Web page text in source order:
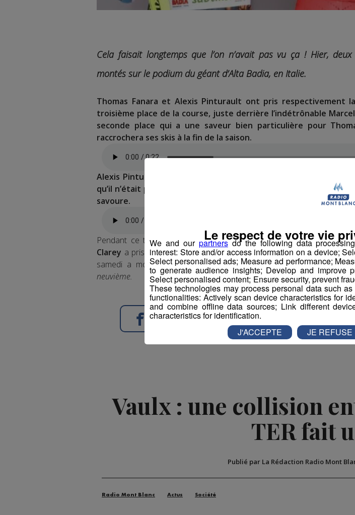
Cela faisait longtemps que l’on n’avait pas vu ça ! Hier,
montés sur le podium du géant d’Alta Badia, en Italie.
Thomas Fanara et Alexis Pinturault ont pris respectivement
troisième place de la course, juste derrière l’indétrônable
seconde place qui a une saveur bien particulière pour
raccrochera ses skis à la fin de la saison.
Alexis Pinturault
qu’il n’était pas monté sur le podium de la station italienne. A
savoure.
Pendant ce temps là, d’autres Français étaient àVal Gardenace
Clarey a pris laquatrième place du Super G, vendredi. En
samedi a moins réussi au camp tricolore.Le premier Français,
neuvième.
Partager sur Facebook
Vaulx : une collision
TER fait
Publié par La Rédaction Radio Mont
Radio Mont Blanc Actus Société
We and our partnersdo the following data
interest: Store and/or access information on a device;
Select personalised ads; Measure ad performance;
to generate audience insights; Develop and improve
Select personalised content; Ensure security, prevent
These technologies may process personal data such
functionalities: Actively scan device characteristics for
and combine offline data sources; Link different
characteristics for identification.
Le respect de votre vie
J'ACCEPTE JE REFUSE